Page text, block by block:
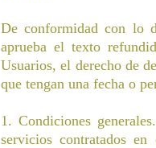
De conformidad con lo
aprueba el texto
Usuarios, el derecho de
que tengan una fecha o
1. Condiciones
servicios contratados